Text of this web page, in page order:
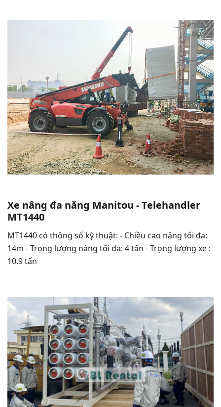
Xe nâng đa năng Manitou - Telehandler
MT1440
MT1440 có thông số kỹ thuật: - Chiều cao nâng tối đa:
14m - Trọng lượng nâng tối đa: 4 tấn - Trọng lượng xe :
10.9 tấn